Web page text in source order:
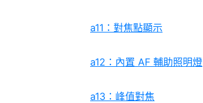
a11：對焦點顯示
a12：內置 AF 輔助照明燈
a13：峰值對焦